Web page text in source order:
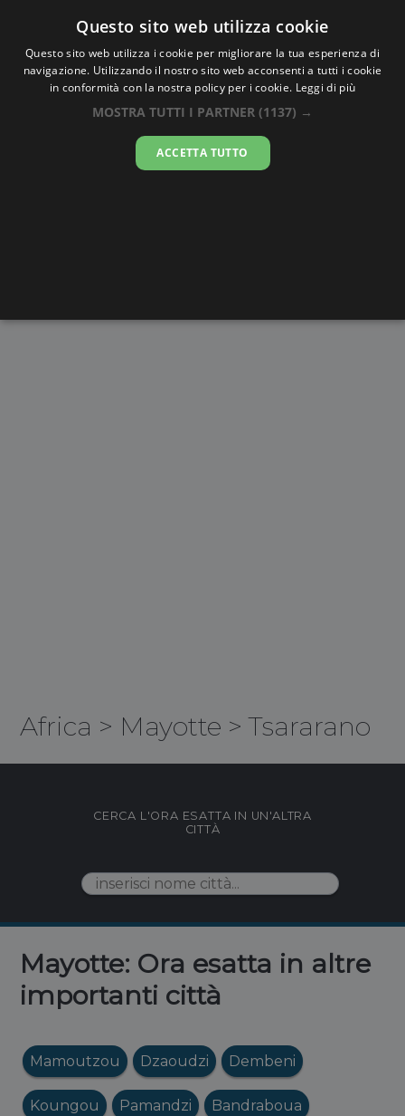
Oraesatta.co
Ora EsattaTsararano
16:25:13
Africa > Mayotte >Tsararano
CERCA L'ORA ESATTA IN UN'ALTRA
CITTÀ
Mayotte: Ora esatta in altre
importanti città
Mamoutzou Dzaoudzi Dembeni
Koungou Pamandzi Bandraboua
Questo sito web utilizza cookie
Questo sito web utilizza i cookie per migliorare la tua esperienza di
navigazione. Utilizzando il nostro sito web acconsenti a tutti i cookie
in conformità con la nostra policy per i cookie. Leggi di più
MOSTRA TUTTI I PARTNER (1137) →
ACCETTA TUTTO